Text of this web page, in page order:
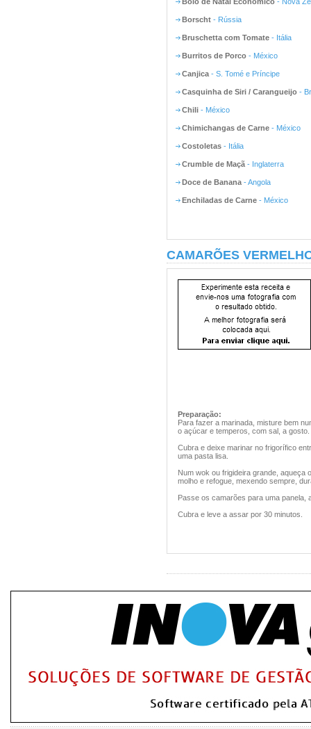
Borscht - Rússia
Bruschetta com Tomate - Itália
Burritos de Porco - México
Canjica - S. Tomé e Príncipe
Casquinha de Siri / Carangueijo -
Chili - México
Chimichangas de Carne - México
Costoletas - Itália
Crumble de Maçã - Inglaterra
Doce de Banana - Angola
Enchiladas de Carne - México
CAMARÕES
Preparação:
Para fazer a marinada, misture bem
o açúcar e temperos, com sal, a gosto.
Cubra e deixe marinar no frigorífico
uma pasta lisa.
Num wok ou frigideira grande, aqueça
molho e refogue, mexendo sempre,
Passe os camarões para uma panela,
Cubra e leve a assar por 30 minutos.